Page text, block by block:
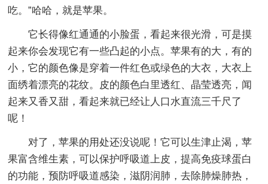
吃。”哈哈，就是苹果。
它长得像红通通的小脸蛋，看起来很光滑，可是摸
起来你会发现它有一些凸起的小点。苹果有的大，有的
小，它的颜色像是穿着一件红色或绿色的大衣，大衣上
面绣着漂亮的花纹。皮的颜色白里透红、晶莹透亮，闻
起来又香又甜，看起来就已经让人口水直流三千尺了
呢！
对了，苹果的用处还没说呢！它可以生津止渴，苹
果富含维生素，可以保护呼吸道上皮，提高免疫球蛋白
的功能，预防呼吸道感染，滋阴润肺，去除肺燥肺热，